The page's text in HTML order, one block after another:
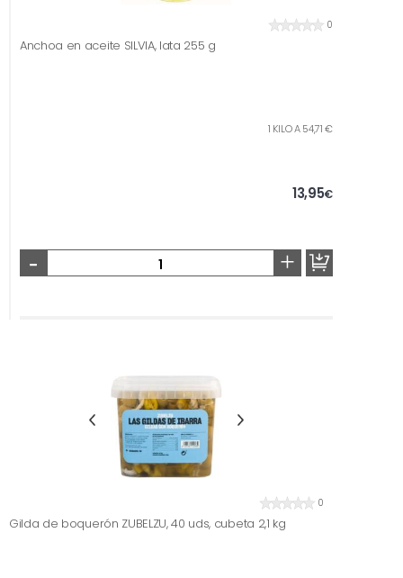
0
Anchoa en aceite SILVIA, lata 255 g
1 KILO A 54,71 €
13,95€
- +
0
Gilda de boquerón ZUBELZU, 40 uds, cubeta 2,1 kg